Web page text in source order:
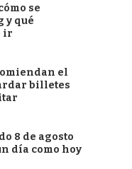
se
y qué
ir
el
billetes
8 de agosto
día como hoy